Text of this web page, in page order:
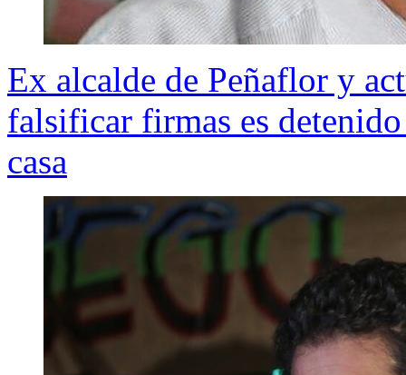
Ex alcalde de Peñaflor y
falsificar firmas es
casa